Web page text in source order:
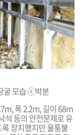
굴 모습 ⓒ박분
폭 2.2m, 길이 68m
석 등의 안전문제로 유
장치했지만 울퉁불